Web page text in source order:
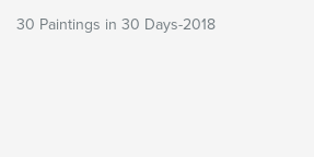
30 Paintings in 30 Days-2018